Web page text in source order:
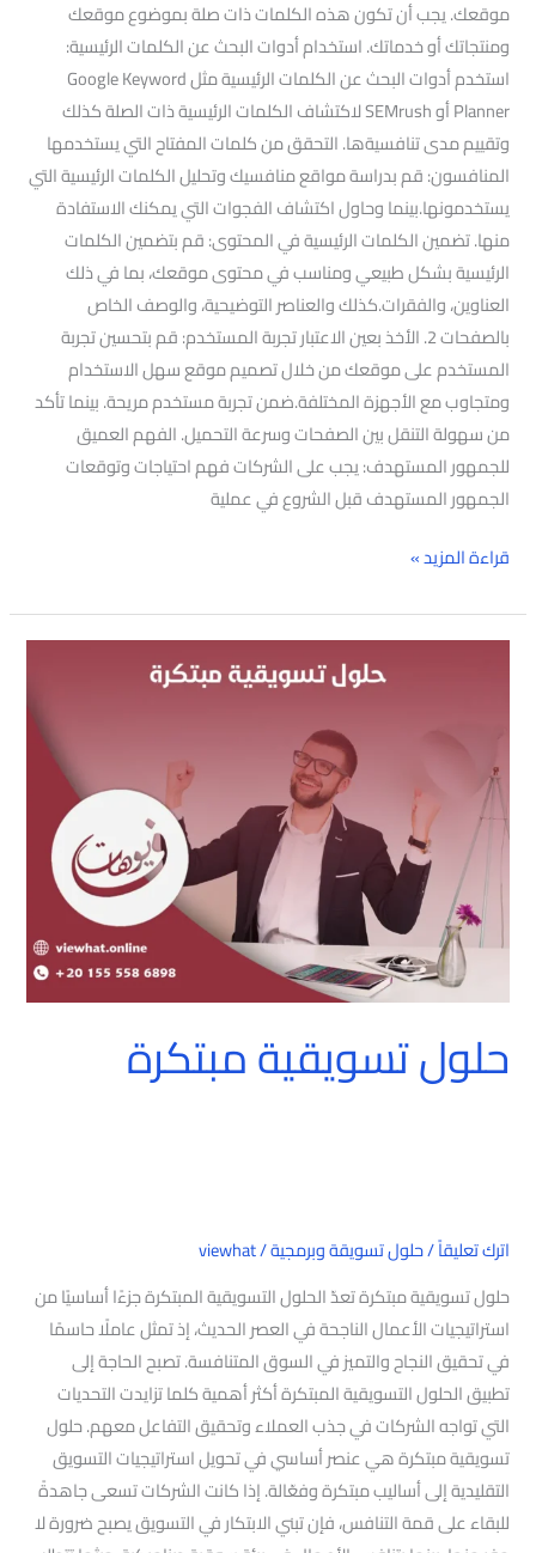
موقعك. يجب أن تكون هذه الكلمات ذات صلة بموضوع موقعك
ومنتجاتك أو خدماتك. استخدام أدوات البحث عن الكلمات الرئيسية:
استخدم أدوات البحث عن الكلمات الرئيسية مثل Google Keyword
Planner أو SEMrush لاكتشاف الكلمات الرئيسية ذات الصلة كذلك
وتقييم مدى تنافسيةها. التحقق من كلمات المفتاح التي يستخدمها
المنافسون: قم بدراسة مواقع منافسيك وتحليل الكلمات الرئيسية التي
يستخدمونها.بينما وحاول اكتشاف الفجوات التي يمكنك الاستفادة
منها. تضمين الكلمات الرئيسية في المحتوى: قم بتضمين الكلمات
الرئيسية بشكل طبيعي ومناسب في محتوى موقعك، بما في ذلك
العناوين، والفقرات.كذلك والعناصر التوضيحية، والوصف الخاص
بالصفحات 2. الأخذ بعين الاعتبار تجربة المستخدم: قم بتحسين تجربة
المستخدم على موقعك من خلال تصميم موقع سهل الاستخدام
ومتجاوب مع الأجهزة المختلفة.ضمن تجربة مستخدم مريحة. بينما تأكد
من سهولة التنقل بين الصفحات وسرعة التحميل. الفهم العميق
للجمهور المستهدف: يجب على الشركات فهم احتياجات وتوقعات
الجمهور المستهدف قبل الشروع في عملية
قراءة المزيد »
حلول تسويقية مبتكرة
اترك تعليقاً/حلول تسويقة وبرمجية/
viewhat
حلول تسويقية مبتكرة تعدّ الحلول التسويقية المبتكرة جزءًا أساسيًا من
استراتيجيات الأعمال الناجحة في العصر الحديث، إذ تمثل عاملًا حاسمًا
في تحقيق النجاح والتميز في السوق المتنافسة. تصبح الحاجة إلى
تطبيق الحلول التسويقية المبتكرة أكثر أهمية كلما تزايدت التحديات
التي تواجه الشركات في جذب العملاء وتحقيق التفاعل معهم. حلول
تسويقية مبتكرة هي عنصر أساسي في تحويل استراتيجيات التسويق
التقليدية إلى أساليب مبتكرة وفعّالة. إذا كانت الشركات تسعى جاهدةً
للبقاء على قمة التنافس، فإن تبني الابتكار في التسويق يصبح ضرورة لا